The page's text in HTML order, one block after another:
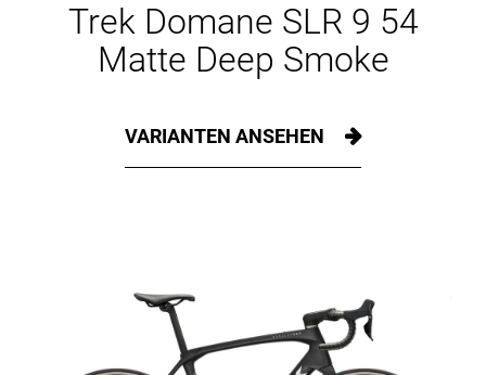
Trek Domane SLR 9 54
Matte Deep Smoke
VARIANTEN ANSEHEN